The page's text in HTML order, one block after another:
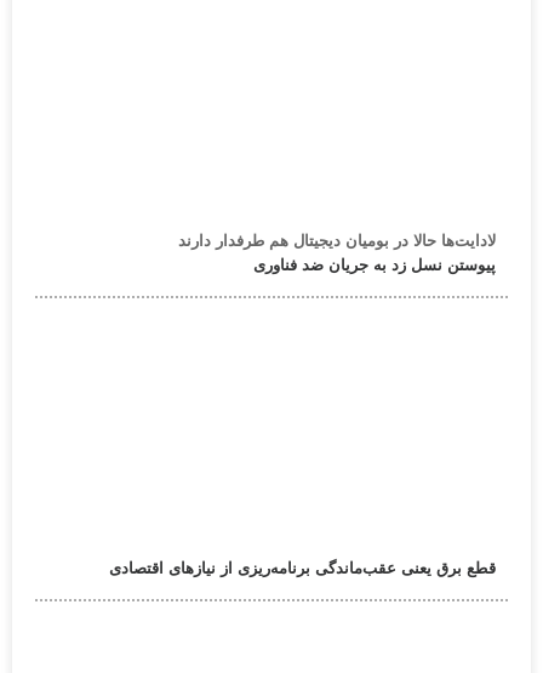
لادایت‌ها حالا در بومیان دیجیتال هم طرفدار دارند
پیوستن نسل زد به جریان ضد فناوری
قطع برق یعنی عقب‌ماندگی برنامه‌ریزی از نیازهای اقتصادی